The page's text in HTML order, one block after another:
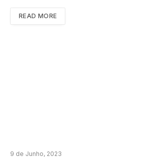
READ MORE
9 de Junho, 2023